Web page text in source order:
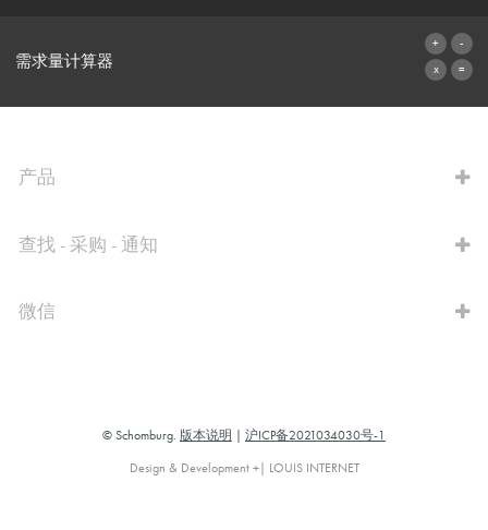
需求量计算器
产品
查找 - 采购 - 通知
微信
© Schomburg. 版本说明 沪ICP备2021034030号-1
Design & Development +| LOUIS INTERNET